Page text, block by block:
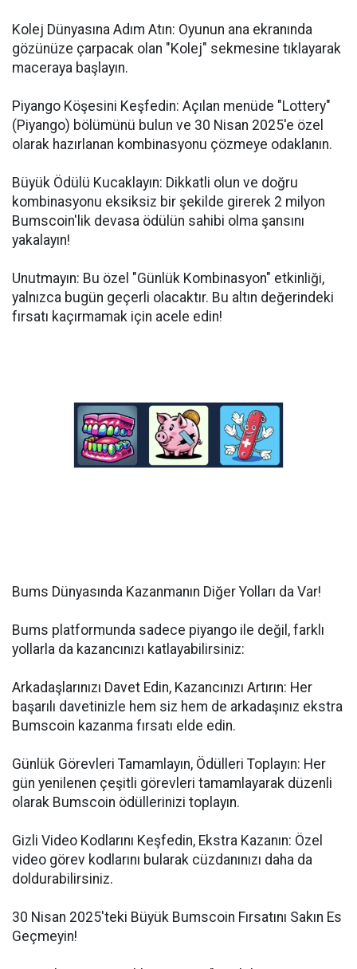
Kolej Dünyasına Adım Atın: Oyunun ana ekranında
gözünüze çarpacak olan "Kolej" sekmesine tıklayarak
maceraya başlayın.
Piyango Köşesini Keşfedin: Açılan menüde "Lottery"
(Piyango) bölümünü bulun ve 30 Nisan 2025'e özel
olarak hazırlanan kombinasyonu çözmeye odaklanın.
Büyük Ödülü Kucaklayın: Dikkatli olun ve doğru
kombinasyonu eksiksiz bir şekilde girerek 2 milyon
Bumscoin'lik devasa ödülün sahibi olma şansını
yakalayın!
Unutmayın: Bu özel "Günlük Kombinasyon" etkinliği,
yalnızca bugün geçerli olacaktır. Bu altın değerindeki
fırsatı kaçırmamak için acele edin!
Bums Dünyasında Kazanmanın Diğer Yolları da Var!
Bums platformunda sadece piyango ile değil, farklı
yollarla da kazancınızı katlayabilirsiniz:
Arkadaşlarınızı Davet Edin, Kazancınızı Artırın: Her
başarılı davetinizle hem siz hem de arkadaşınız ekstra
Bumscoin kazanma fırsatı elde edin.
Günlük Görevleri Tamamlayın, Ödülleri Toplayın: Her
gün yenilenen çeşitli görevleri tamamlayarak düzenli
olarak Bumscoin ödüllerinizi toplayın.
Gizli Video Kodlarını Keşfedin, Ekstra Kazanın: Özel
video görev kodlarını bularak cüzdanınızı daha da
doldurabilirsiniz.
30 Nisan 2025'teki Büyük Bumscoin Fırsatını Sakın Es
Geçmeyin!